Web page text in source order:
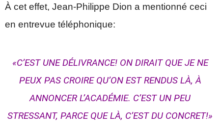
À cet effet, Jean-Philippe Dion a mentionné ceci
en entrevue téléphonique:
«C’EST UNE DÉLIVRANCE! ON DIRAIT QUE JE NE
PEUX PAS CROIRE QU’ON EST RENDUS LÀ, À
ANNONCER L’ACADÉMIE. C’EST UN PEU
STRESSANT, PARCE QUE LÀ, C’EST DU CONCRET!»